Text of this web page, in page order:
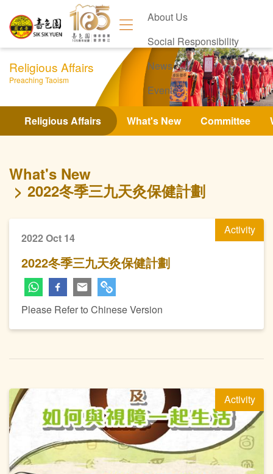
About Us
Social Responsibility
News
Events
Contact Us
Religious Affairs
Preaching Taoism
Religious Affairs What's New Committee
What's New
2022冬季三九天灸保健計劃
Activity
2022 Oct 14
2022冬季三九天灸保健計劃
Please Refer to Chinese Version
Activity